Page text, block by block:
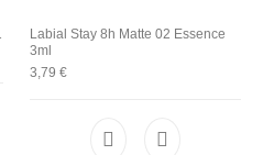
Labial Stay 8h Matte 02 Essence
3ml
3,79 €